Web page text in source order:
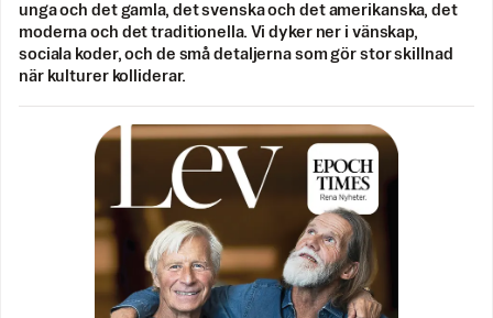
unga och det gamla, det svenska och det amerikanska, det
moderna och det traditionella. Vi dyker ner i vänskap,
sociala koder, och de små detaljerna som gör stor skillnad
när kulturer kolliderar.